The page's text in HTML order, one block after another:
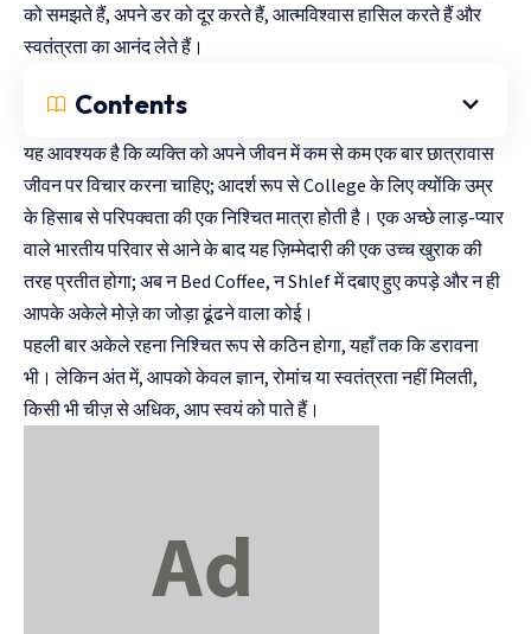
को समझते हैं, अपने डर को दूर करते हैं, आत्मविश्वास हासिल करते हैं और
स्वतंत्रता का आनंद लेते हैं।
Contents
यह आवश्यक है कि व्यक्ति को अपने जीवन में कम से कम एक बार छात्रावास
जीवन पर विचार करना चाहिए; आदर्श रूप से College के लिए क्योंकि उम्र
के हिसाब से परिपक्वता की एक निश्चित मात्रा होती है। एक अच्छे लाड़-प्यार
वाले भारतीय परिवार से आने के बाद यह ज़िम्मेदारी की एक उच्च खुराक की
तरह प्रतीत होगा; अब न Bed Coffee, न Shlef में दबाए हुए कपड़े और न ही
आपके अकेले मोज़े का जोड़ा ढूंढने वाला कोई।
पहली बार अकेले रहना निश्चित रूप से कठिन होगा, यहाँ तक कि डरावना
भी। लेकिन अंत में, आपको केवल ज्ञान, रोमांच या स्वतंत्रता नहीं मिलती,
किसी भी चीज़ से अधिक, आप स्वयं को पाते हैं।